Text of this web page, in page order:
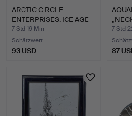
ARCTIC CIRCLE
ENTERPRISES. ICE AGE
SKULPTU…
7 Std 19 Min
Schätzwert
93 USD
7 Std
87